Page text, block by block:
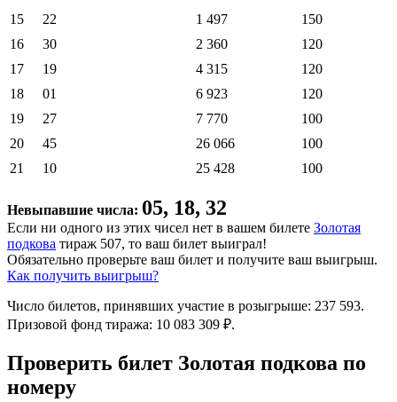
15
22 1 497
150
16
30 2 360
120
17
19 4 315
120
18
01 6 923
120
19
27 7 770
100
20
45 26 066
100
21
10 25 428 100
Невыпавшие числа: 05, 18, 32
Если ни одного из этих чисел нет в вашем билете Золотая
подкова тираж 507, то ваш билет выиграл!
Обязательно проверьте ваш билет и получите ваш выигрыш.
Как получить выигрыш?
Число билетов, принявших участие в розыгрыше: 237 593.
Призовой фонд тиража: 10 083 309 ₽.
Проверить билет Золотая подкова по
номеру